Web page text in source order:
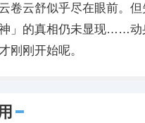
卷云舒似乎尽在眼前。
」的真相仍未显现……动
刚刚开始呢。